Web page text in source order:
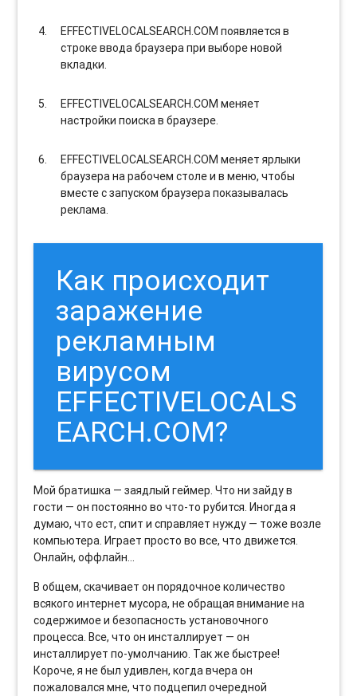
EFFECTIVELOCALSEARCH.COM появляется в
строке ввода браузера при выборе новой
вкладки.
EFFECTIVELOCALSEARCH.COM меняет
настройки поиска в браузере.
EFFECTIVELOCALSEARCH.COM меняет ярлыки
браузера на рабочем столе и в меню, чтобы
вместе с запуском браузера показывалась
реклама.
Как происходит
заражение
рекламным
вирусом
EFFECTIVELOCALS
EARCH.COM?
Мой братишка — заядлый геймер. Что ни зайду в
гости — он постоянно во что-то рубится. Иногда я
думаю, что ест, спит и справляет нужду — тоже возле
компьютера. Играет просто во все, что движется.
Онлайн, оффлайн…
В общем, скачивает он порядочное количество
всякого интернет мусора, не обращая внимание на
содержимое и безопасность установочного
процесса. Все, что он инсталлирует — он
инсталлирует по-умолчанию. Так же быстрее!
Короче, я не был удивлен, когда вчера он
пожаловался мне, что подцепил очередной